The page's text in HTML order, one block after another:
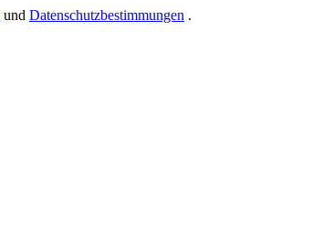
und Datenschutzbestimmungen .